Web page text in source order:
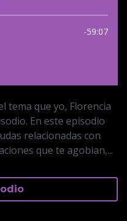
tema que yo, Florencia
En este episodio
relacionadas con
que te agobian,...